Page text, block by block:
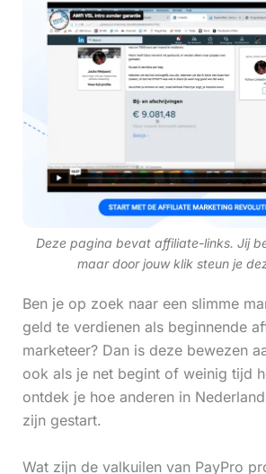
Deze pagina bevat affiliate-links. Jij
maar door jouw klik steun je
Ben je op zoek naar een slimme
geld te verdienen als beginnende
marketeer? Dan is deze bewezen
ook als je net begint of weinig tijd
ontdek je hoe anderen in
zijn gestart.
Wat zijn de valkuilen van PayPro